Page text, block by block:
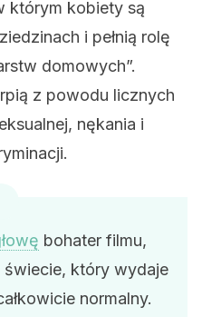
którym kobiety są
i pełnią rolę
domowych”.
z powodu licznych
nękania i
bohater filmu,
świecie, który wydaje
normalny.